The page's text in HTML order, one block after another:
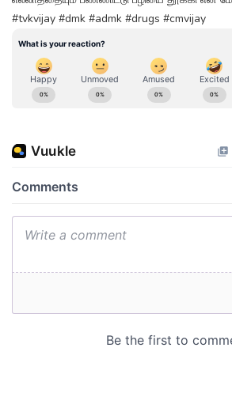
#tvkvijay #dmk #admk #drugs #cmvijay